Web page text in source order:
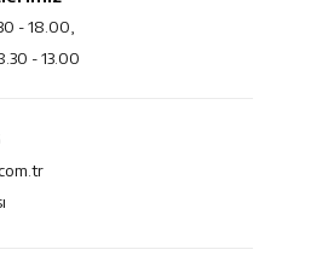
- 18.00,
- 13.00